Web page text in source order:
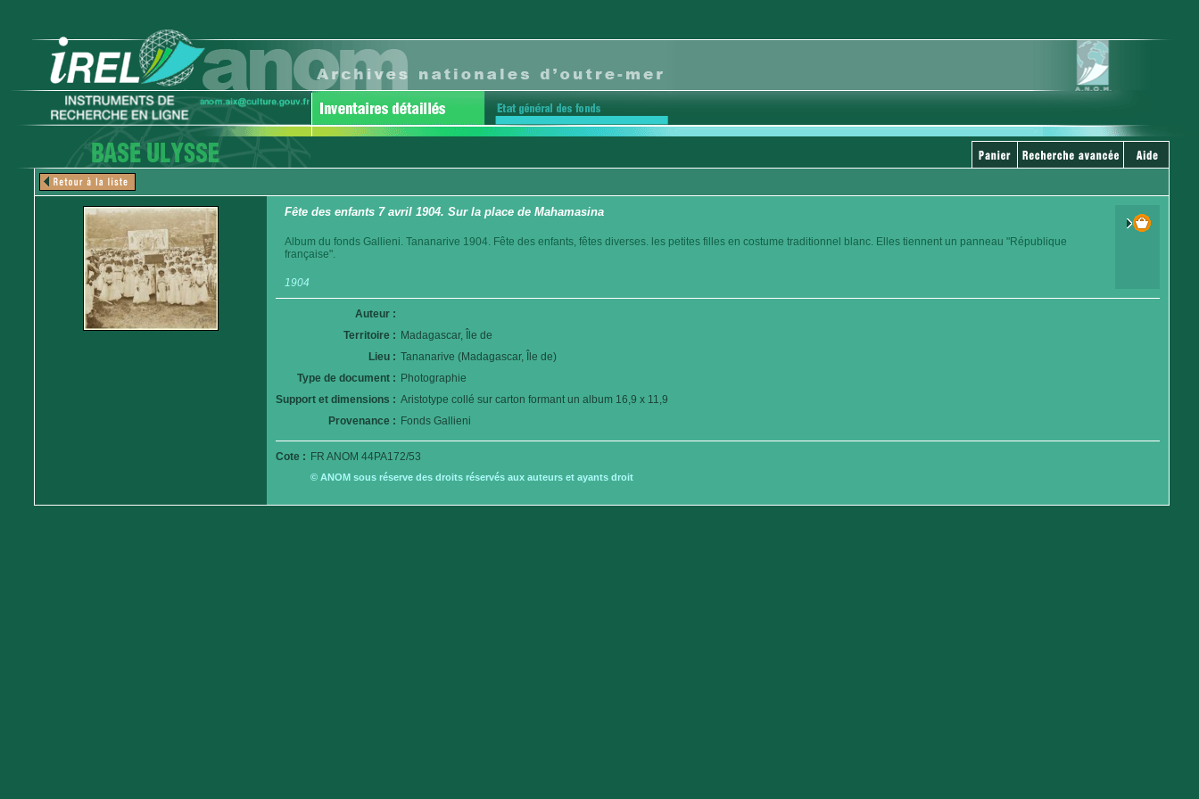
Fête des enfants 7 avril 1904. Sur la place de Mahamasina
Album du fonds Gallieni. Tananarive 1904. Fête des enfants, fêtes diverses. les petites filles en costume traditionnel blanc. Elles tiennent un panneau "République
française".
1904
Auteur :
Territoire : Madagascar, Île de
Lieu : Tananarive (Madagascar, Île de)
Type de document : Photographie
Support et dimensions : Aristotype collé sur carton formant un album 16,9 x 11,9
Provenance : Fonds Gallieni
Cote : FR ANOM 44PA172/53
© ANOM sous réserve des droits réservés aux auteurs et ayants droit